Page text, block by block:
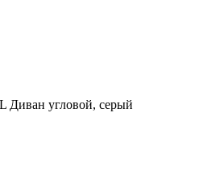
угловой, серый